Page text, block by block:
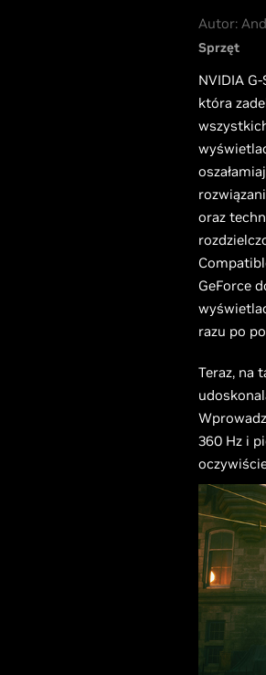
Autor:
Sprzęt
NVIDIA
która
oraz
GeForce
razu po
Teraz, na
360 Hz i